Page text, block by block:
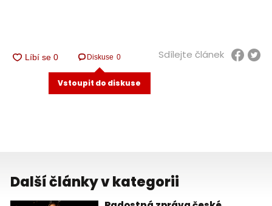
Diskuse 0
Vstoupit do diskuse
Sdílejte článek
Další články v kategorii